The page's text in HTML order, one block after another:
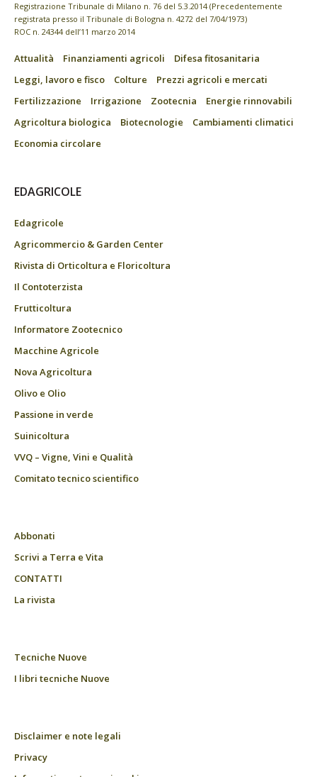
Registrazione Tribunale di Milano n. 76 del 5.3.2014 (Precedentemente
registrata presso il Tribunale di Bologna n. 4272 del 7/04/1973)
ROC n. 24344 dell’11 marzo 2014
Attualità Finanziamenti agricoli
Difesa fitosanitaria
Leggi, lavoro e fisco
Colture
Prezzi agricoli e mercati
Fertilizzazione
Irrigazione Zootecnia
Energie rinnovabili
Agricoltura biologica
Biotecnologie
Cambiamenti climatici
Economia circolare
EDAGRICOLE
Edagricole
Agricommercio & Garden Center
Rivista di Orticoltura e Floricoltura
Il Contoterzista
Frutticoltura
Informatore Zootecnico
Macchine Agricole
Nova Agricoltura
Olivo e Olio
Passione in verde
Suinicoltura
VVQ – Vigne, Vini e Qualità
Comitato tecnico scientifico
Abbonati
Scrivi a Terra e Vita
CONTATTI
La rivista
Tecniche Nuove
I libri tecniche Nuove
Disclaimer e note legali
Privacy